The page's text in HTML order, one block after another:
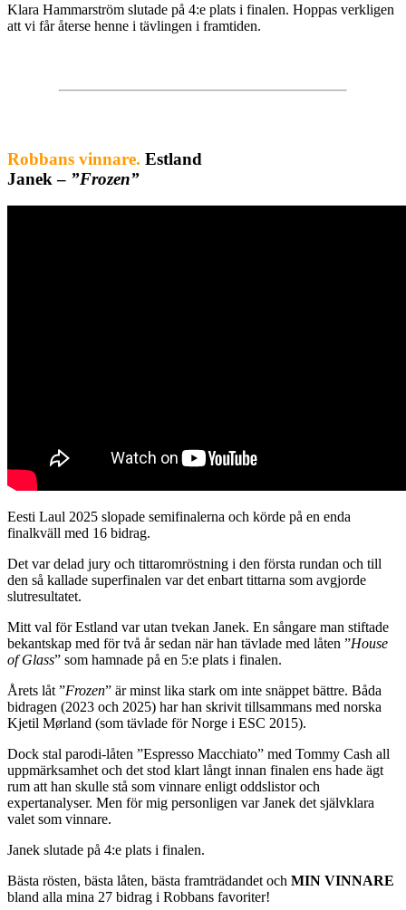
Klara Hammarström slutade på 4:e plats i finalen. Hoppas verkligen
att vi får återse henne i tävlingen i framtiden.
Robbans vinnare. Estland
Janek – ”Frozen”
Eesti Laul 2025 slopade semifinalerna och körde på en enda
finalkväll med 16 bidrag.
Det var delad jury och tittaromröstning i den första rundan och till
den så kallade superfinalen var det enbart tittarna som avgjorde
slutresultatet.
Mitt val för Estland var utan tvekan Janek. En sångare man stiftade
bekantskap med för två år sedan när han tävlade med låten ”House
of Glass” som hamnade på en 5:e plats i finalen.
Årets låt ”Frozen” är minst lika stark om inte snäppet bättre. Båda
bidragen (2023 och 2025) har han skrivit tillsammans med norska
Kjetil Mørland (som tävlade för Norge i ESC 2015).
Dock stal parodi-låten ”Espresso Macchiato” med Tommy Cash all
uppmärksamhet och det stod klart långt innan finalen ens hade ägt
rum att han skulle stå som vinnare enligt oddslistor och
expertanalyser. Men för mig personligen var Janek det självklara
valet som vinnare.
Janek slutade på 4:e plats i finalen.
Bästa rösten, bästa låten, bästa framträdandet och MIN VINNARE
bland alla mina 27 bidrag i Robbans favoriter!